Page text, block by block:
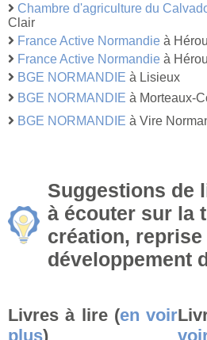
Chambre d'agriculture du
Clair
France Active Normandie à
France Active Normandie à
BGE NORMANDIE à Lisieux
BGE NORMANDIE à Morteaux-
BGE NORMANDIE à Vire
Suggestions de
à écouter sur la
création, reprise
développement
Livres à lire (en voir
plus)